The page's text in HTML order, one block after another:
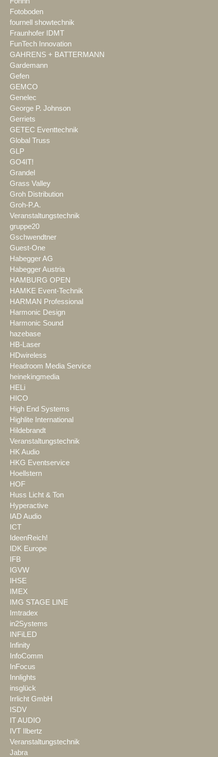
Fotoboden
fournell showtechnik
Fraunhofer IDMT
FunTech Innovation
GAHRENS + BATTERMANN
Gardemann
Gefen
GEMCO
Genelec
George P. Johnson
Gerriets
GETEC Eventtechnik
Global Truss
GLP
GO4IT!
Grandel
Grass Valley
Groh Distribution
Groh-P.A.
Veranstaltungstechnik
gruppe20
Gschwendtner
Guest-One
Habegger AG
Habegger Austria
HAMBURG OPEN
HAMKE Event-Technik
HARMAN Professional
Harmonic Design
Harmonic Sound
hazebase
HB-Laser
HDwireless
Headroom Media Service
heinekingmedia
HELi
HICO
High End Systems
Highlite International
Hildebrandt
Veranstaltungstechnik
HK Audio
HKG Eventservice
Hoellstern
HOF
Huss Licht & Ton
Hyperactive
IAD Audio
ICT
IdeenReich!
IDK Europe
IFB
IGVW
IHSE
IMEX
IMG STAGE LINE
Imtradex
in2Systems
INFiLED
Infinity
InfoComm
InFocus
Innlights
insglück
Irrlicht GmbH
ISDV
IT AUDIO
IVT Ilbertz
Veranstaltungstechnik
Jabra